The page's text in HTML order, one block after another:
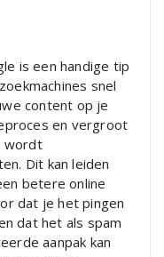
is een handige tip
snel
content op je
en vergroot
wordt
Dit kan leiden
betere online
dat je het pingen
dat het als spam
aanpak kan